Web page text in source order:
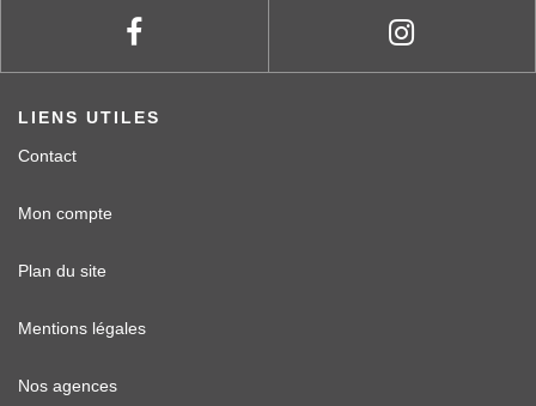
LIENS UTILES
Contact
Mon compte
Plan du site
Mentions légales
Nos agences